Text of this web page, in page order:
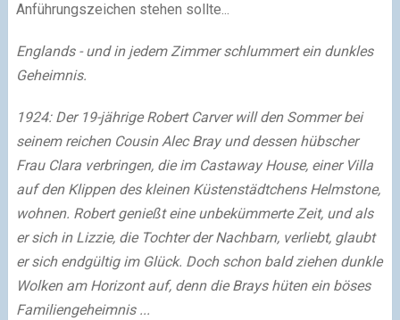
Anführungszeichen stehen sollte...
Englands - und in jedem Zimmer schlummert ein dunkles
Geheimnis.
1924: Der 19-jährige Robert Carver will den Sommer bei
seinem reichen Cousin Alec Bray und dessen hübscher
Frau Clara verbringen, die im Castaway House, einer Villa
auf den Klippen des kleinen Küstenstädtchens Helmstone,
wohnen. Robert genießt eine unbekümmerte Zeit, und als
er sich in Lizzie, die Tochter der Nachbarn, verliebt, glaubt
er sich endgültig im Glück. Doch schon bald ziehen dunkle
Wolken am Horizont auf, denn die Brays hüten ein böses
Familiengeheimnis ...